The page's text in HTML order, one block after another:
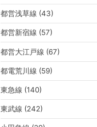
都営浅草線 (43)
都営新宿線 (57)
都営大江戸線 (67)
都電荒川線 (59)
東急線 (140)
東武線 (242)